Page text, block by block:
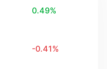
0.49%
-0.41%